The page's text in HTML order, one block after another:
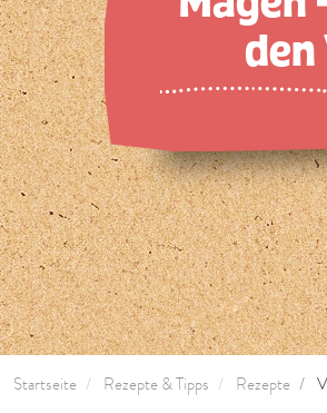
Startseite Rezepte & Tipps Rezepte